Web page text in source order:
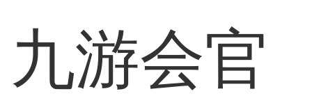
九游会官